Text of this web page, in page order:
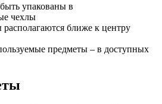
упакованы в
чехлы
ближе к центру
предметы – в доступных